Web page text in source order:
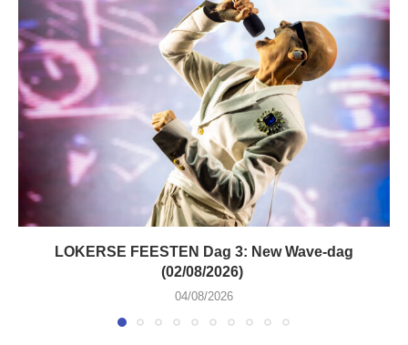
LOKERSE FEESTEN Dag 3: New Wave-dag
(02/08/2026)
04/08/2026